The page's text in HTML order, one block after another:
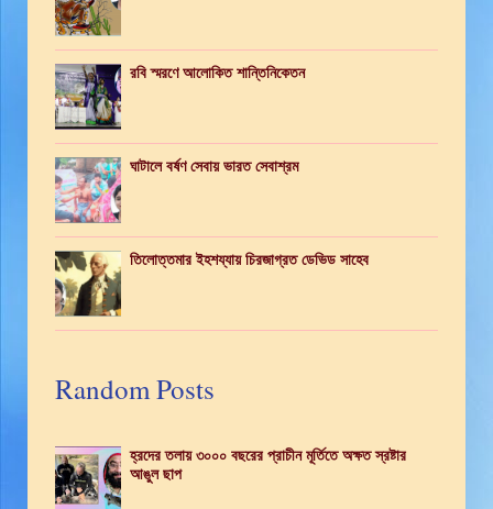
রবি স্মরণে আলোকিত শান্তিনিকেতন
ঘাটালে বর্ষণ সেবায় ভারত সেবাশ্রম
তিলোত্তমার ইহশয্যায় চিরজাগ্রত ডেভিড সাহেব
Random Posts
হ্রদের তলায় ৩০০০ বছরের প্রাচীন মূর্তিতে অক্ষত স্রষ্টার
আঙুল ছাপ